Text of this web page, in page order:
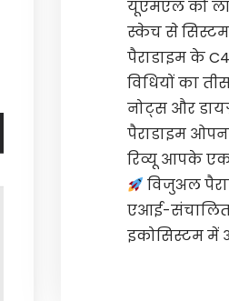
यूएमएल को
स्केच से सिस्टम
पैराडाइम के C4
विधियों का
नोट्स और
पैराडाइम
रिव्यू आपके
विजुअल
एआई-
इकोसिस्टम में